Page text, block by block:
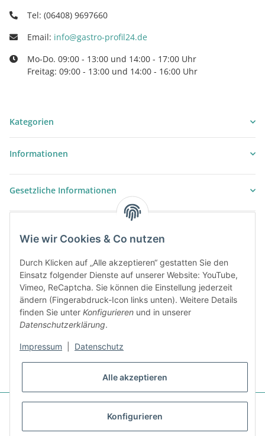
Wie wir Cookies & Co nutzen
Durch Klicken auf „Alle akzeptieren“ gestatten Sie den
Einsatz folgender Dienste auf unserer Website: YouTube,
Vimeo, ReCaptcha. Sie können die Einstellung jederzeit
ändern (Fingerabdruck-Icon links unten). Weitere Details
finden Sie unter Konfigurieren und in unserer
Datenschutzerklärung.
Impressum Datenschutz
Alle akzeptieren
Konfigurieren
Tel: (06408) 9697660
Email: info@gastro-profil24.de
Mo-Do. 09:00 - 13:00 und 14:00 - 17:00 Uhr
Freitag: 09:00 - 13:00 und 14:00 - 16:00 Uhr
Kategorien
Informationen
Gesetzliche Informationen
eine gültige UID-Nr. verfügen. Unternehmer im Sinne des §14 BGB,
Vereine, öffentliche und kirchliche Einrichtungen wenden sich bitte an: